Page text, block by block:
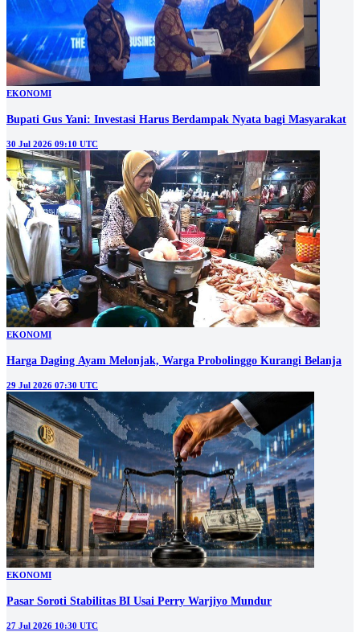
EKONOMI
Bupati Gus Yani: Investasi Harus Berdampak Nyata bagi Masyarakat
30 Jul 2026 09:10 UTC
EKONOMI
Harga Daging Ayam Melonjak, Warga Probolinggo Kurangi Belanja
29 Jul 2026 07:30 UTC
EKONOMI
Pasar Soroti Stabilitas BI Usai Perry Warjiyo Mundur
27 Jul 2026 10:30 UTC